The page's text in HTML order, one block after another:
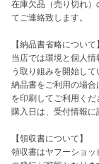
在庫欠品（売り切れ
てご連絡致します。
【納品書省略について】
当店では環境と個人
う取り組みを開始して
納品書をご利用の場
を印刷してご利用くだ
購入日は、受付情報に
【領収書について】
領収書はヤフーショ